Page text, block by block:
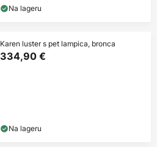
Na lageru
Karen luster s pet lampica, bronca
334,90 €
Na lageru